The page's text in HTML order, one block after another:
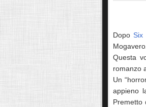
Dopo Six
Mogavero.
Questa
romanzo
Un
appieno
Premetto